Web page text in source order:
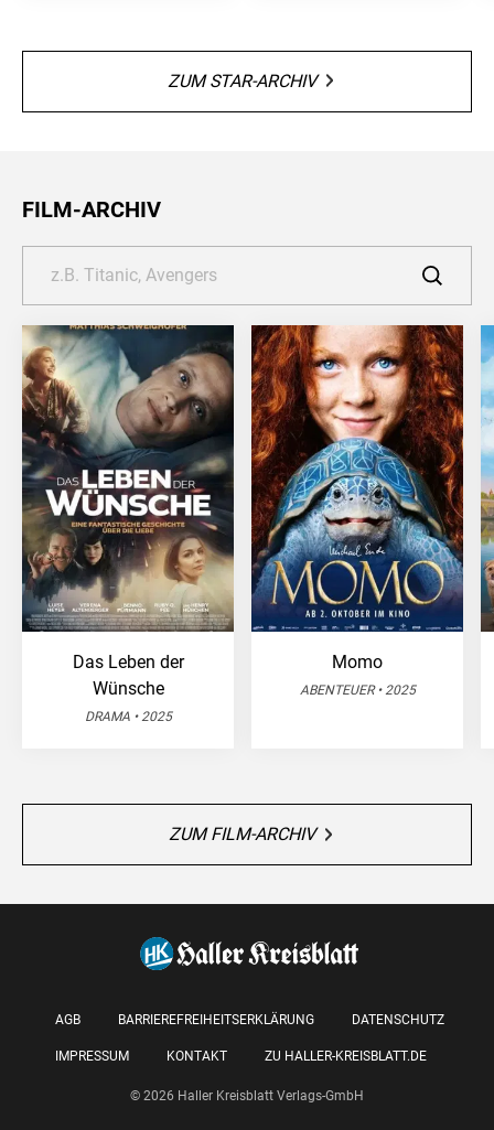
ZUM STAR-ARCHIV
FILM-ARCHIV
Das Leben der
Wünsche
DRAMA • 2025
Momo
ABENTEUER • 2025
ZUM FILM-ARCHIV
AGB BARRIEREFREIHEITSERKLÄRUNG DATENSCHUTZ
IMPRESSUM KONTAKT ZU HALLER-KREISBLATT.DE
© 2026 Haller Kreisblatt Verlags-GmbH